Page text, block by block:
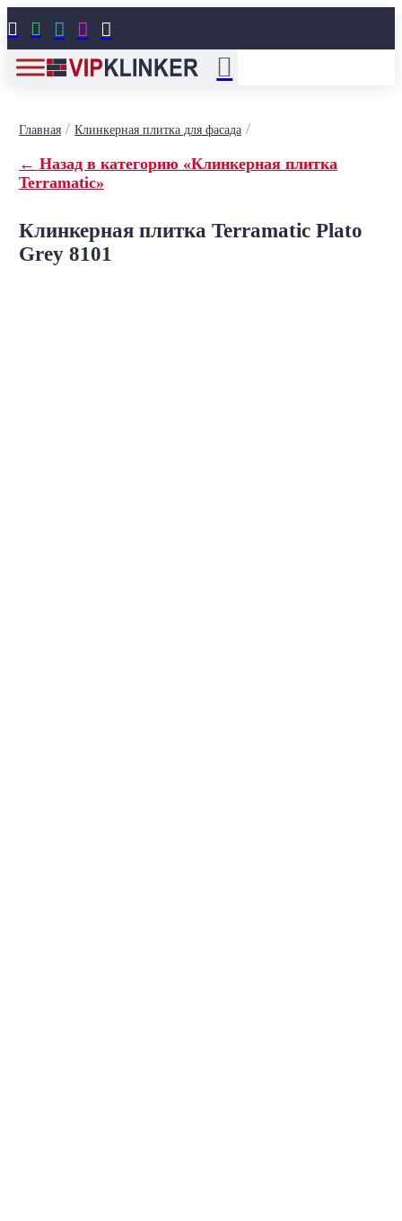
    
Главная/ Клинкерная плитка для фасада/
← Назад в категорию «Клинкерная плитка
Terramatic»
Клинкерная плитка Terramatic Plato
Grey 8101